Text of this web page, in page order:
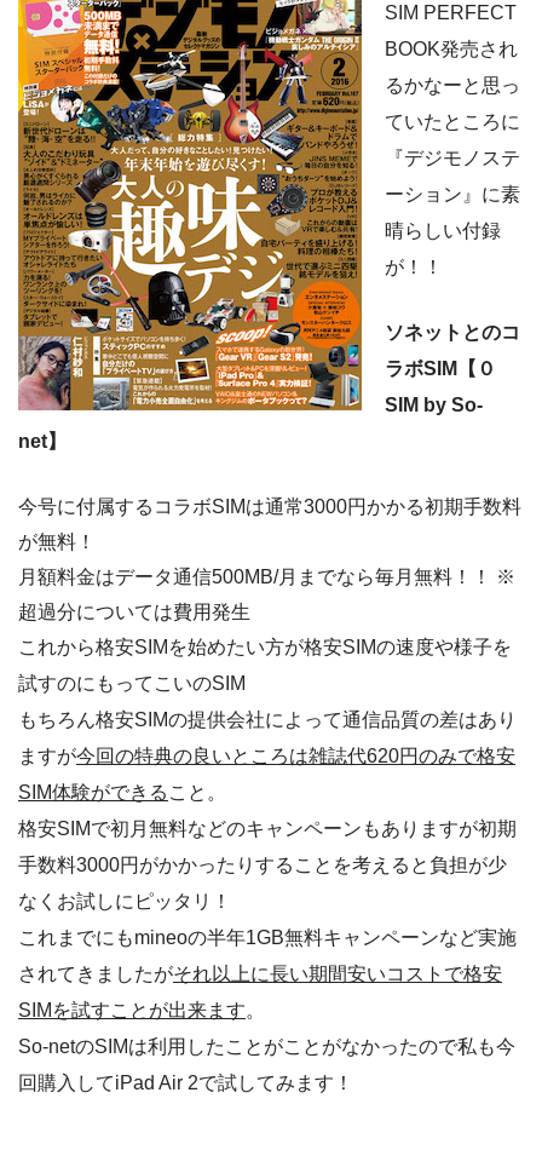
SIM PERFECT
BOOK発売され
るかなーと思っ
ていたところに
『デジモノステ
ーション』に素
晴らしい付録
が！！
ソネットとのコ
ラボSIM【０
SIM by So-
net】
今号に付属するコラボSIMは通常3000円かかる初期手数料
が無料！
月額料金はデータ通信500MB/月までなら毎月無料！！ ※
超過分については費用発生
これから格安SIMを始めたい方が格安SIMの速度や様子を
試すのにもってこいのSIM
もちろん格安SIMの提供会社によって通信品質の差はあり
ますが今回の特典の良いところは雑誌代620円のみで格安
SIM体験ができる こと。
格安SIMで初月無料などのキャンペーンもありますが初期
手数料3000円がかかったりすることを考えると負担が少
なくお試しにピッタリ！
これまでにもmineoの半年1GB無料キャンペーンなど実施
されてきましたがそれ以上に長い期間安いコストで格安
SIMを試すことが出来ます。
So-netのSIMは利用したことがことがなかったので私も今
回購入してiPad Air 2で試してみます！